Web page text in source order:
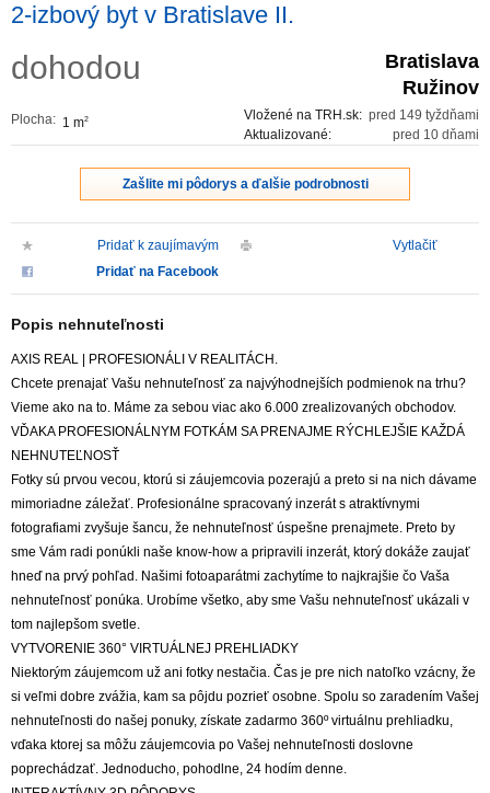
2-izbový byt v Bratislave II.
dohodou
Plocha: 1 m2
Bratislava
Ružinov
pred 149 tyždňami
Vložené na TRH.sk:
pred 10 dňami
Aktualizované:
Zašlite mi pôdorys a ďalšie podrobnosti
Pridať k zaujímavým
Vytlačiť
Pridať na Facebook
Popis nehnuteľnosti
AXIS REAL | PROFESIONÁLI V REALITÁCH.
Chcete prenajať Vašu nehnuteľnosť za najvýhodnejších podmienok na trhu?
Vieme ako na to. Máme za sebou viac ako 6.000 zrealizovaných obchodov.
VĎAKA PROFESIONÁLNYM FOTKÁM SA PRENAJME RÝCHLEJŠIE KAŽDÁ
NEHNUTEĽNOSŤ
Fotky sú prvou vecou, ktorú si záujemcovia pozerajú a preto si na nich dávame
mimoriadne záležať. Profesionálne spracovaný inzerát s atraktívnymi
fotografiami zvyšuje šancu, že nehnuteľnosť úspešne prenajmete. Preto by
sme Vám radi ponúkli naše know-how a pripravili inzerát, ktorý dokáže zaujať
hneď na prvý pohľad. Našimi fotoaparátmi zachytíme to najkrajšie čo Vaša
nehnuteľnosť ponúka. Urobíme všetko, aby sme Vašu nehnuteľnosť ukázali v
tom najlepšom svetle.
VYTVORENIE 360° VIRTUÁLNEJ PREHLIADKY
Niektorým záujemcom už ani fotky nestačia. Čas je pre nich natoľko vzácny, že
si veľmi dobre zvážia, kam sa pôjdu pozrieť osobne. Spolu so zaradením Vašej
nehnuteľnosti do našej ponuky, získate zadarmo 360º virtuálnu prehliadku,
vďaka ktorej sa môžu záujemcovia po Vašej nehnuteľnosti doslovne
poprechádzať. Jednoducho, pohodlne, 24 hodím denne.